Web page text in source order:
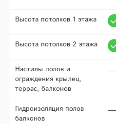
Высота потолков 1 этажа
Высота потолков 2 этажа
Настилы полов и
ограждения крылец,
террас, балконов
Гидроизоляция полов
балконов